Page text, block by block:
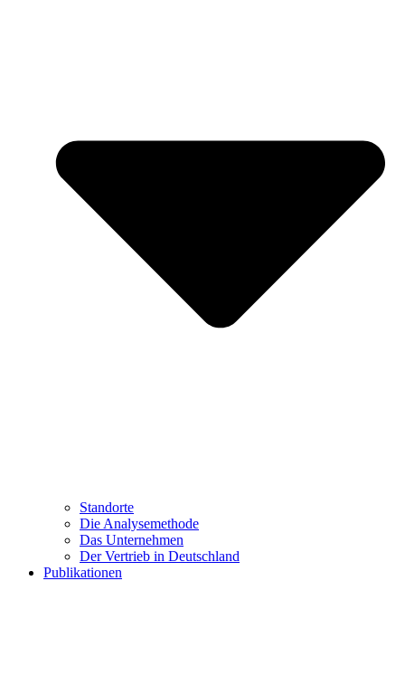
Standorte
Die Analysemethode
Das Unternehmen
Der Vertrieb in Deutschland
Publikationen